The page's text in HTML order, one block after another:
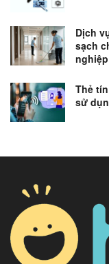
Dịch
sạch
nghiệp
Thẻ
sử